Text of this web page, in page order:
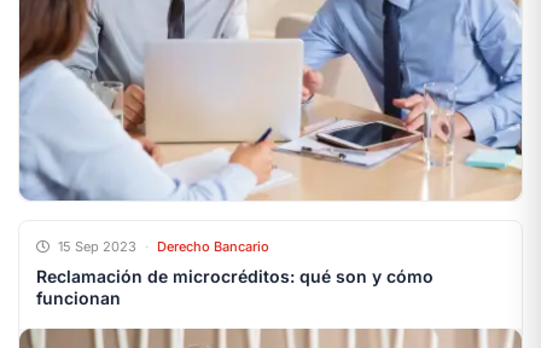
15 Sep 2023 · Derecho Bancario
Reclamación de microcréditos: qué son y cómo
funcionan